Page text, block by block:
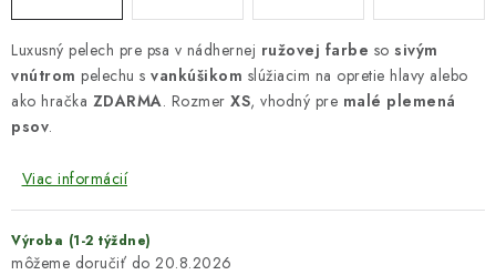
Luxusný pelech pre psa v nádhernej ružovej farbe so sivým
vnútrom pelechu s vankúšikom slúžiacim na opretie hlavy alebo
ako hračka ZDARMA. Rozmer XS, vhodný pre malé plemená
psov.
Viac informácií
Výroba (1-2 týždne)
20.8.2026